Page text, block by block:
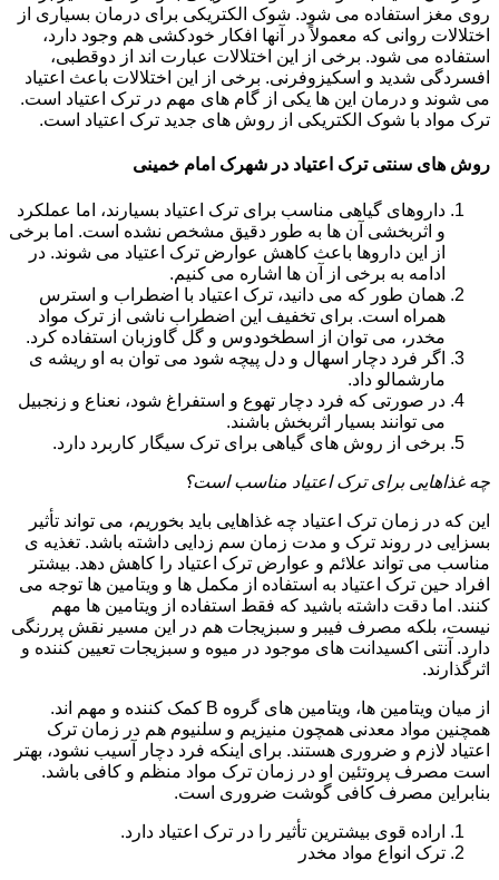
روی مغز استفاده می شود. شوک الکتریکی برای درمان بسیاری از
اختلالات روانی که معمولاً در آنها افکار خودکشی هم وجود دارد،
استفاده می شود. برخی از این اختلالات عبارت اند از دوقطبی،
افسردگی شدید و اسکیزوفرنی. برخی از این اختلالات باعث اعتیاد
می شوند و درمان این ها یکی از گام های مهم در ترک اعتیاد است.
ترک مواد با شوک الکتریکی از روش های جدید ترک اعتیاد است.
روش های سنتی ترک اعتیاد در شهرک امام خمینی
داروهای گیاهی مناسب برای ترک اعتیاد بسیارند، اما عملکرد
و اثربخشی آن ها به طور دقیق مشخص نشده است. اما برخی
از این داروها باعث کاهش عوارض ترک اعتیاد می شوند. در
ادامه به برخی از آن ها اشاره می کنیم.
همان طور که می دانید، ترک اعتیاد با اضطراب و استرس
همراه است. برای تخفیف این اضطراب ناشی از ترک مواد
مخدر، می توان از اسطخودوس و گل گاوزبان استفاده کرد.
اگر فرد دچار اسهال و دل پیچه شود می توان به او ریشه ی
مارشمالو داد.
در صورتی که فرد دچار تهوع و استفراغ شود، نعناع و زنجبیل
می توانند بسیار اثربخش باشند.
برخی از روش های گیاهی برای ترک سیگار کاربرد دارد.
چه غذاهایی برای ترک اعتیاد مناسب است؟
این که در زمان ترک اعتیاد چه غذاهایی باید بخوریم، می تواند تأثیر
بسزایی در روند ترک و مدت زمان سم زدایی داشته باشد. تغذیه ی
مناسب می تواند علائم و عوارض ترک اعتیاد را کاهش دهد. بیشتر
افراد حین ترک اعتیاد به استفاده از مکمل ها و ویتامین ها توجه می
کنند. اما دقت داشته باشید که فقط استفاده از ویتامین ها مهم
نیست، بلکه مصرف فیبر و سبزیجات هم در این مسیر نقش پررنگی
دارد. آنتی اکسیدانت های موجود در میوه و سبزیجات تعیین کننده و
اثرگذارند.
از میان ویتامین ها، ویتامین های گروه B کمک کننده و مهم اند.
همچنین مواد معدنی همچون منیزیم و سلنیوم هم در زمان ترک
اعتیاد لازم و ضروری هستند. برای اینکه فرد دچار آسیب نشود، بهتر
است مصرف پروتئین او در زمان ترک مواد منظم و کافی باشد.
بنابراین مصرف کافی گوشت ضروری است.
اراده قوی بیشترین تأثیر را در ترک اعتیاد دارد.
ترک انواع مواد مخدر